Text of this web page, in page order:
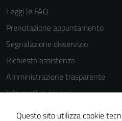
Leggi le FAQ
Prenotazione appuntamento
Segnalazione disservizio
Richiesta assistenza
Amministrazione trasparente
Informativa privacy
Questo sito utilizza cookie